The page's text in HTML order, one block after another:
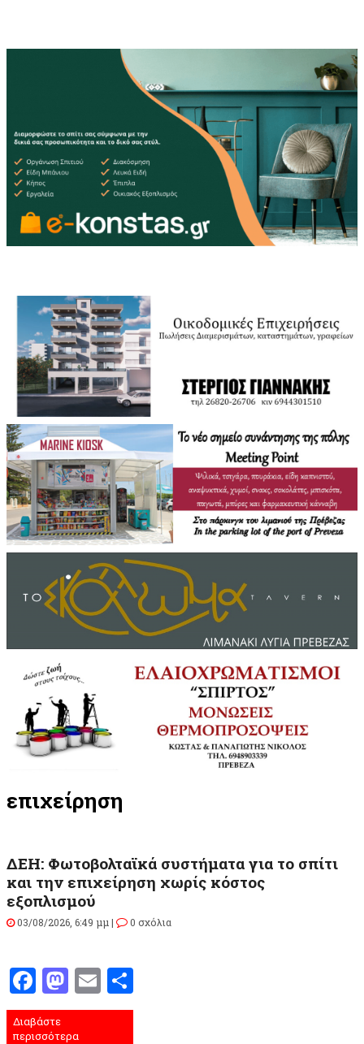
επιχείρηση
ΔΕΗ: Φωτοβολταϊκά συστήματα για το σπίτι
και την επιχείρηση χωρίς κόστος
εξοπλισμού
03/08/2026, 6:49 μμ | 0 σχόλια
Facebook
Mastodon
Email
Διαβάστε
περισσότερα